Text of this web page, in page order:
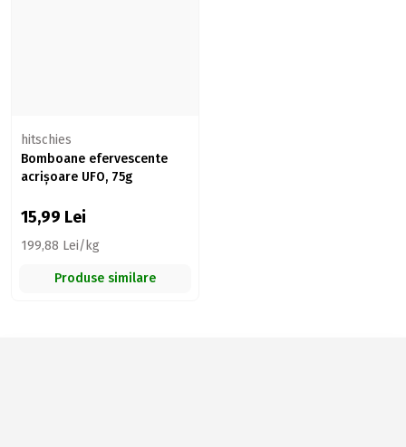
hitschies
Bomboane efervescente
acrișoare UFO, 75g
15,99 Lei
199,88 Lei/kg
Produse similare